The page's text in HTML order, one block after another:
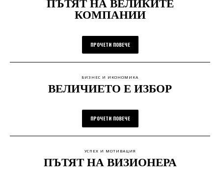
КОМПАНИИ
ПРОЧЕТИ ПОВЕЧЕ
БИЗНЕС И ИКОНОМИКА
ВЕЛИЧИЕТО Е ИЗБОР
ПРОЧЕТИ ПОВЕЧЕ
УСПЕХ И МОТИВАЦИЯ
ПЪТЯТ НА ВИЗИОНЕРА